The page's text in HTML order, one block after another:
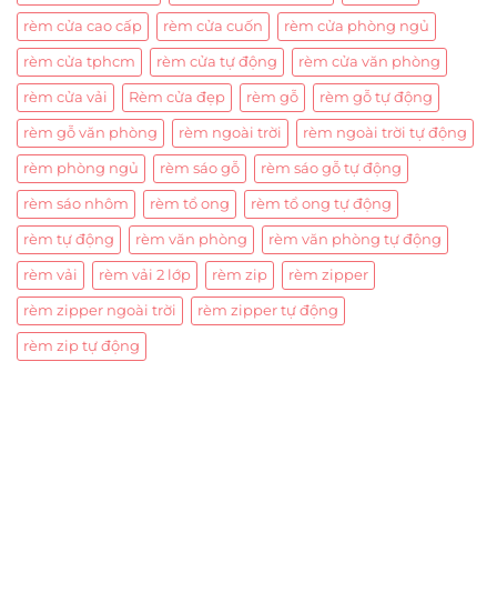
rèm cửa cao cấp rèm cửa cuốn rèm cửa phòng ngủ
rèm cửa tphcm rèm cửa tự động rèm cửa văn phòng
rèm cửa vải Rèm cửa đẹp rèm gỗ rèm gỗ tự động
rèm gỗ văn phòng rèm ngoài trời rèm ngoài trời tự động
rèm phòng ngủ rèm sáo gỗ rèm sáo gỗ tự động
rèm sáo nhôm rèm tổ ong rèm tổ ong tự động
rèm tự động rèm văn phòng rèm văn phòng tự động
rèm vải rèm vải 2 lớp rèm zip rèm zipper
rèm zipper ngoài trời rèm zipper tự động
rèm zip tự động